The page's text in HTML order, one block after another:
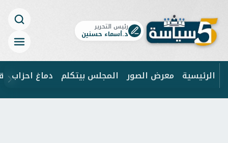
رئيس التحرير
د.أسماء حسنين
الرئيسية معرض الصور المجلس بيتكلم دماغ احزاب